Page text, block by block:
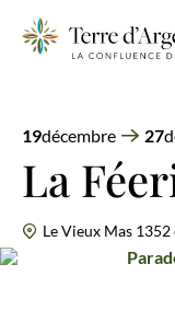
Voir plus
À voir, à
Voir plus
Séjourner
Voir plus
Agenda
19décembre 27
La
Le Vieux Mas